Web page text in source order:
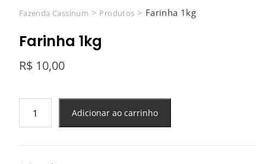
Fazenda Cassinum > Produtos > Farinha 1kg
Farinha 1kg
R$10,00
Adicionar ao carrinho